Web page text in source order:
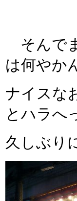
そんで
は何やか
ナイスな
とハラへ
久しぶり